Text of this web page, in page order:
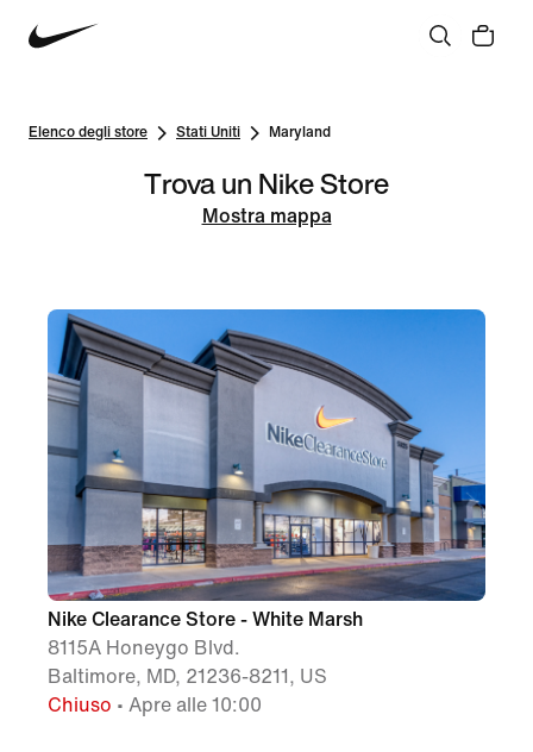
Elenco degli store Stati Uniti Maryland
Trova un Nike Store
Mostra mappa
Nike Clearance Store - White Marsh
8115A Honeygo Blvd.
Baltimore, MD, 21236-8211, US
Chiuso • Apre alle 10:00